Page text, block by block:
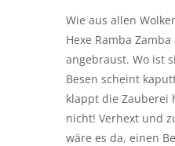
Wie aus allen
Hexe Ramba
angebraust. Wo ist
Besen scheint
klappt die Zauberei
nicht! Verhext und
wäre es da, einen